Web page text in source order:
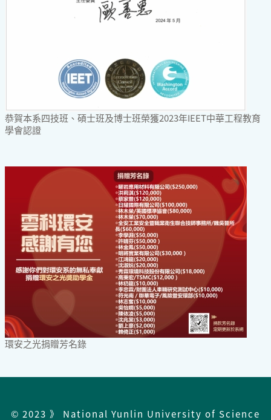
恭賀本系四技班、碩士班及博士班榮獲2023年IEET中華工程教育
學會認證
環安之光捐贈芳名錄
© 2023 》 National Yunlin University of Science